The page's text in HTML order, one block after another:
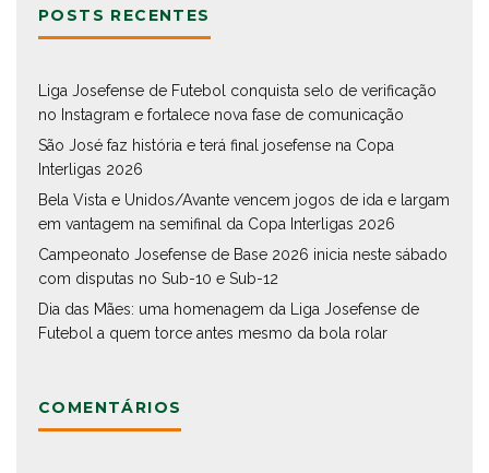
POSTS RECENTES
Liga Josefense de Futebol conquista selo de verificação
no Instagram e fortalece nova fase de comunicação
São José faz história e terá final josefense na Copa
Interligas 2026
Bela Vista e Unidos/Avante vencem jogos de ida e largam
em vantagem na semifinal da Copa Interligas 2026
Campeonato Josefense de Base 2026 inicia neste sábado
com disputas no Sub-10 e Sub-12
Dia das Mães: uma homenagem da Liga Josefense de
Futebol a quem torce antes mesmo da bola rolar
COMENTÁRIOS